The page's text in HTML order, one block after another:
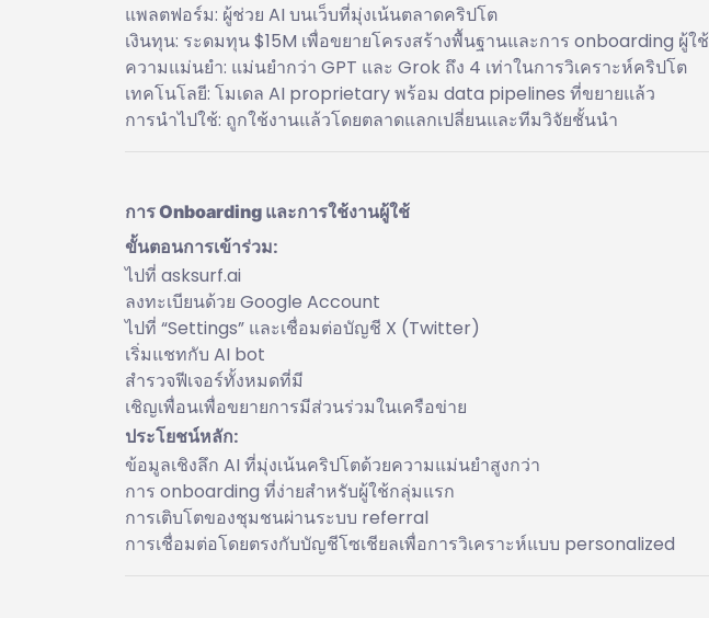
แพลตฟอร์ม: ผู้ช่วย AI บนเว็บที่มุ่งเน้นตลาดคริปโต
เงินทุน: ระดมทุน $15M เพื่อขยายโครงสร้างพื้นฐานและการ onboarding ผู้ใช้
ความแม่นยำ: แม่นยำกว่า GPT และ Grok ถึง 4 เท่าในการวิเคราะห์คริปโต
เทคโนโลยี: โมเดล AI proprietary พร้อม data pipelines ที่ขยายแล้ว
การนำไปใช้: ถูกใช้งานแล้วโดยตลาดแลกเปลี่ยนและทีมวิจัยชั้นนำ
การ Onboarding และการใช้งานผู้ใช้
ขั้นตอนการเข้าร่วม:
ไปที่ asksurf.ai
ลงทะเบียนด้วย Google Account
ไปที่ “Settings” และเชื่อมต่อบัญชี X (Twitter)
เริ่มแชทกับ AI bot
สำรวจฟีเจอร์ทั้งหมดที่มี
เชิญเพื่อนเพื่อขยายการมีส่วนร่วมในเครือข่าย
ประโยชน์หลัก:
ข้อมูลเชิงลึก AI ที่มุ่งเน้นคริปโตด้วยความแม่นยำสูงกว่า
การ onboarding ที่ง่ายสำหรับผู้ใช้กลุ่มแรก
การเติบโตของชุมชนผ่านระบบ referral
การเชื่อมต่อโดยตรงกับบัญชีโซเชียลเพื่อการวิเคราะห์แบบ personalized